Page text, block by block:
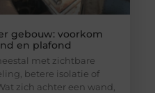
gebouw: voorkom
en plafond
met zichtbare
betere isolatie of
zich achter een wand,